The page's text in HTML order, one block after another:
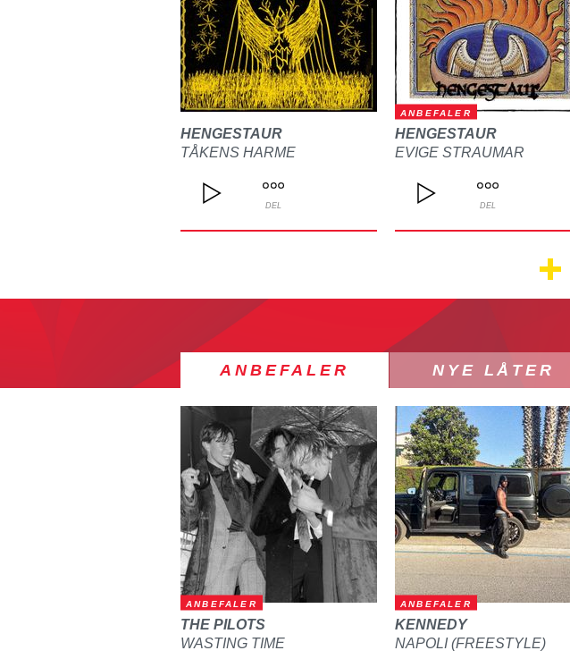
HENGESTAUR
TÅKENS HARME
DEL
ANBEFALER
HENGESTAUR
EVIGE STRAUMAR
DEL
ANBEFALER NYE LÅTER
ANBEFALER
THE PILOTS
WASTING TIME
ANBEFALER
KENNEDY
NAPOLI (FREESTYLE)